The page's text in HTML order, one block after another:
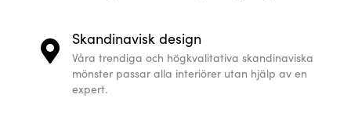
Skandinavisk design
Våra trendiga och högkvalitativa skandinaviska
mönster passar alla interiörer utan hjälp av en
expert.